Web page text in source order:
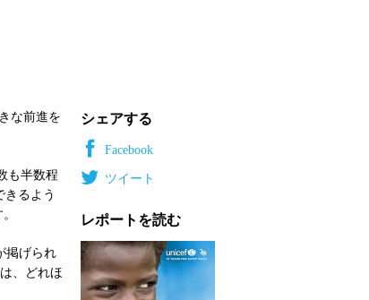
な前進を
も半数程
きるよう
掲げられ
、どれほ
シェアする
Facebook
ツイート
レポートを読む